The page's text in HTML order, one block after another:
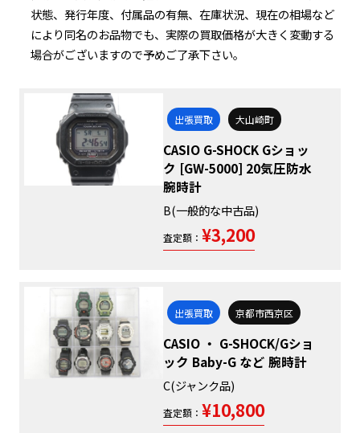
状態、発行年度、付属品の有無、在庫状況、現在の相場など
により同名のお品物でも、実際の買取価格が大きく変動する
場合がございますので予めご了承下さい。
出張買取 大山崎町
CASIO G-SHOCK Gショッ
ク [GW-5000] 20気圧防水
腕時計
B(一般的な中古品)
査定額： ¥3,200
出張買取 京都市西京区
CASIO ・ G-SHOCK/Gショ
ック Baby-G など 腕時計
C(ジャンク品)
査定額： ¥10,800